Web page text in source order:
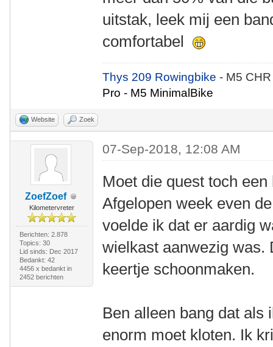
uitstak, leek mij een
comfortabel
Thys 209 Rowingbike- M5
Pro - M5 MinimalBike
Website Zoek
ZoefZoef
Kilometervreter
Berichten: 2.878
Topics: 30
Lid sinds: Dec 2017
Bedankt: 42
4456 x bedankt in
2452 berichten
07-Sep-2018, 12:08 AM
Moet die quest toch
Afgelopen week even
voelde ik dat er aardig
wielkast aanwezig was.
keertje schoonmaken.
Ben alleen bang dat als
enorm moet kloten. Ik